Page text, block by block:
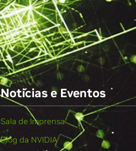
Notícias e Eventos
Sala de Imprensa
Blog da NVIDIA